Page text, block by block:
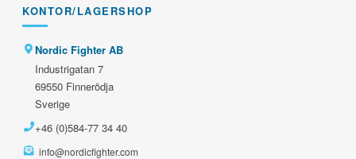
KONTOR/LAGERSHOP
Nordic Fighter AB
Industrigatan 7
69550 Finnerödja
Sverige
+46 (0)584-77 34 40
info@nordicfighter.com